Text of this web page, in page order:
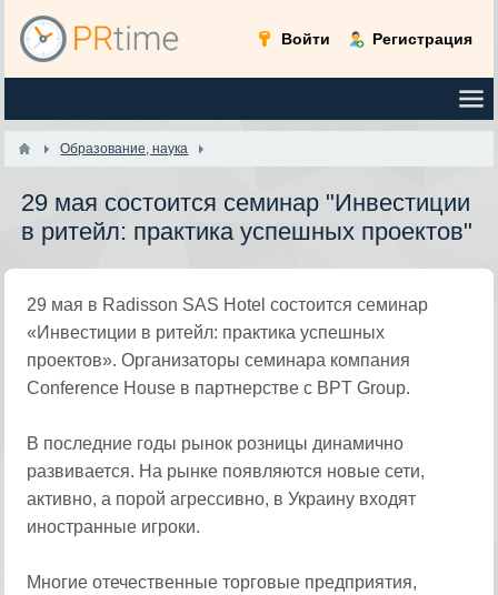
Войти Регистрация
Образование, наука
29 мая состоится семинар "Инвестиции
в ритейл: практика успешных проектов"
29 мая в Radisson SAS Hotel состоится семинар
«Инвестиции в ритейл: практика успешных
проектов». Организаторы семинара компания
Conference House в партнерстве с BPT Group.
В последние годы рынок розницы динамично
развивается. На рынке появляются новые сети,
активно, а порой агрессивно, в Украину входят
иностранные игроки.
Многие отечественные торговые предприятия,